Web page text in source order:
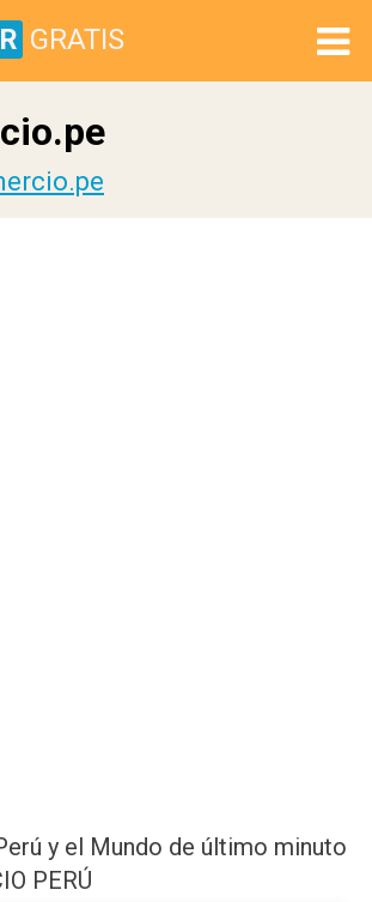
GRATIS
y el Mundo de último minuto
PERÚ